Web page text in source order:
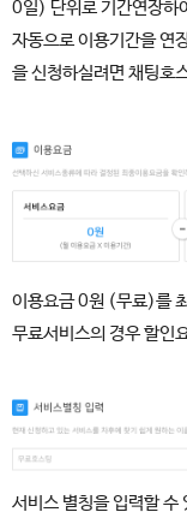
0일) 단위로 기간연장하
자동으로 이용기간을 연
을 신청하실려면 채팅호
이용요금 0원 (무료)를
무료서비스의 경우 할인
서비스 별칭을 입력할 수